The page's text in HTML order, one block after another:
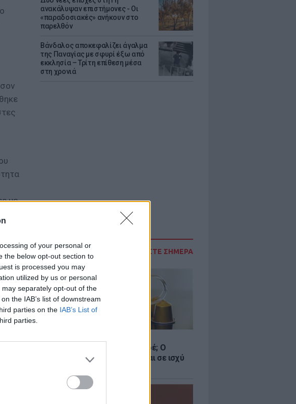
of your personal or
the below opt-out section to
is processed you may
utilized by us or personal
separately opt-out of the
the IAB’s list of downstream
parties on the IAB’s List of
parties.
ανακάλυψαν επιστήμονες - Oι
«παραδοσιακές» ανήκουν στο
παρελθόν
Βάνδαλος αποκεφαλίζει άγαλμα
της Παναγίας με σφυρί έξω από
εκκλησία – Τρίτη επίθεση μέσα
στη χρονιά
ΔΙΑΒΑΣΤΕ ΣΗΜΕΡΑ
Τι αλλάζει στις κάψουλες καφέ; Ο
κανονισμός της ΕΕ που τίθεται σε ισχύ
με